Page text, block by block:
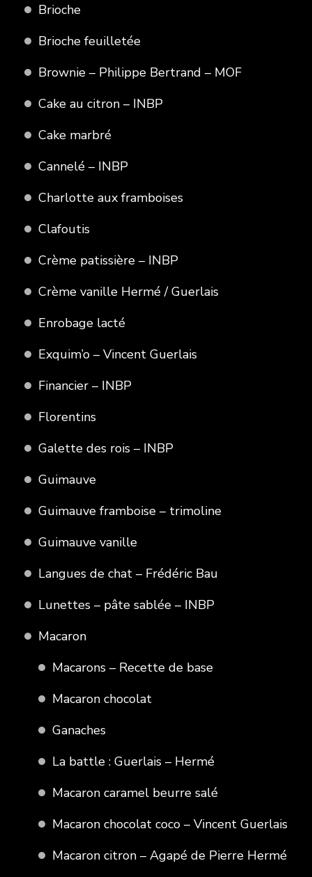
Brioche
Brioche feuilletée
Brownie – Philippe Bertrand – MOF
Cake au citron – INBP
Cake marbré
Cannelé – INBP
Charlotte aux framboises
Clafoutis
Crème patissière – INBP
Crème vanille Hermé / Guerlais
Enrobage lacté
Exquim’o – Vincent Guerlais
Financier – INBP
Florentins
Galette des rois – INBP
Guimauve
Guimauve framboise – trimoline
Guimauve vanille
Langues de chat – Frédéric Bau
Lunettes – pâte sablée – INBP
Macaron
Macarons – Recette de base
Macaron chocolat
Ganaches
La battle : Guerlais – Hermé
Macaron caramel beurre salé
Macaron chocolat coco – Vincent Guerlais
Macaron citron – Agapé de Pierre Hermé